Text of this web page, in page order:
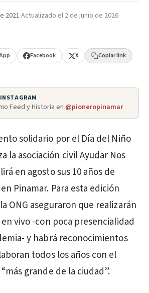
2021·Actualizado el 2 de junio de 2026·
Facebook X Copiar link
Feed y Historia en @pioneropinamar
solidario por el Día del Niño
la asociación civil Ayudar Nos
en agosto sus 10 años de
Pinamar. Para esta edición
ONG aseguraron que realizarán
vivo -con poca presencialidad
y habrá reconocimientos
todos los años con el
grande de la ciudad”.